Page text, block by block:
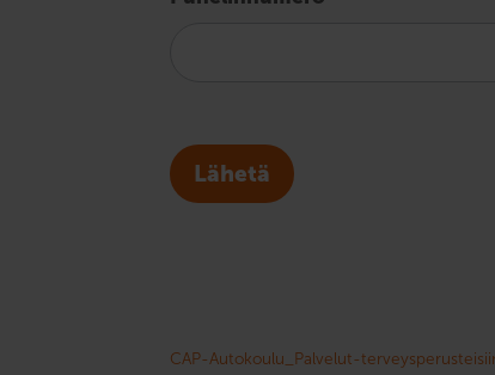
Lähetä
CAP-Autokoulu_Palvelut-